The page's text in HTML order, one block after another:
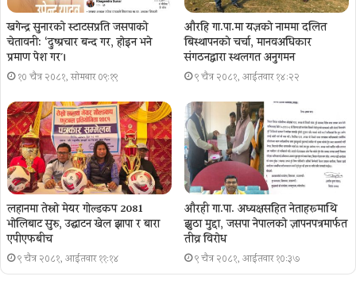
खगेन्द्र सुनारको स्टाटसप्रति जसपाको
चेतावनी: ‘दुष्प्रचार बन्द गर, होइन भने
प्रमाण पेश गर´।
१० चैत्र २०८१, सोमबार ०९:१९
औरहि गा.पा.मा यज्ञकाे नाममा दलित
बिस्थापनकाे चर्चा, मानवअधिकार
संगठनद्वारा स्थलगत अनुगमन
९ चैत्र २०८१, आईतवार १४:२२
लहानमा तेस्रो मेयर गोल्डकप 2081
भोलिबाट सुरु, उद्घाटन खेल झापा र बारा
एपीएफबीच
९ चैत्र २०८१, आईतवार ११:१४
औरही गा.पा. अध्यक्षसहित नेताहरूमाथि
झुठा मुद्दा, जसपा नेपालको ज्ञापनपत्रमार्फत
तीव्र विरोध
९ चैत्र २०८१, आईतवार १०:३७